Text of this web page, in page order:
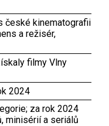
české kinematografii
a režisér,
filmy Vlny
2024
za rok 2024
minisérií a seriálů